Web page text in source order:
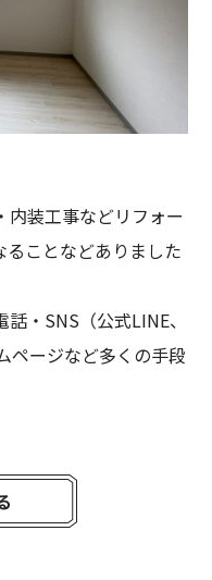
内装工事などリフォー
ことなどありました
・SNS（公式LINE、
ページなど多くの手段